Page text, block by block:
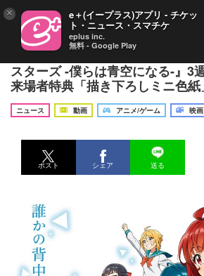
アイドル育成ゲームが新作アニ
スターズ -僕らは⻘空になる-』3
来場者特典「描き下ろしミニ色
ニュース 動画 アニメ/ゲーム
映画
ポスト シェア 送る
× e＋(イープラス)アプリ - チケッ
ト・ニュース・スマチケ
eplus inc.
無料 - Google Play